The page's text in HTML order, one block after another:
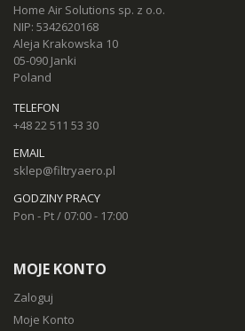
Home Air Solutions sp. z o.o.
NIP: 5342620168
Aleja Krakowska 10
05-090 Janki
Poland
TELEFON
+48 22 511 53 30
EMAIL
sklep@filtryaero.pl
GODZINY PRACY
Pon - Pt / 07:00 - 17:00
MOJE KONTO
Zaloguj
Moje Konto